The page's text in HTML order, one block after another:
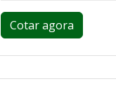
Cotar agora